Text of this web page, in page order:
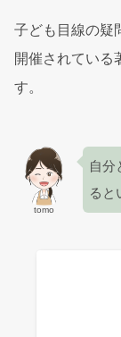
子ども目線の疑
開催されている
す。
tomo
自分
ると